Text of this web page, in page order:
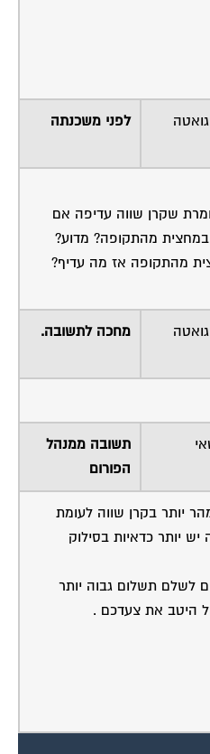
לפני משכנתה
שקרן שווה עדיפה אם
במחצית מהתקופה? מדוע?
מהתקופה אז מה עדיף?
מחכה לתשובה.
תשובה ממנהל
הפורום
יותר בקרן שווה לעומת
יותר כדאיות בסילוק
לשלם תשלום גבוה יותר
היטב את צעדכם .